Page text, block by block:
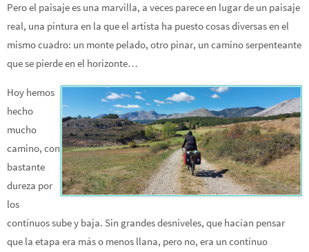
Pero el paisaje es una marvilla, a veces parece en lugar de un paisaje
real, una pintura en la que el artista ha puesto cosas diversas en el
mismo cuadro: un monte pelado, otro pinar, un camino serpenteante
que se pierde en el horizonte…
Hoy hemos
hecho
mucho
camino, con
bastante
dureza por
los
contínuos sube y baja. Sin grandes desniveles, que hacían pensar
que la etapa era más o menos llana, pero no, era un contínuo